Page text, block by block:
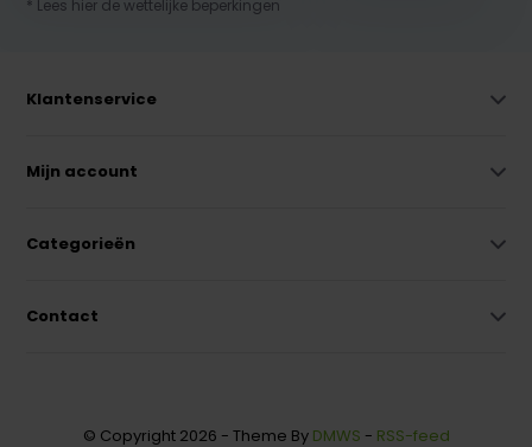
* Lees hier de wettelijke beperkingen
Klantenservice
Mijn account
Categorieën
Contact
© Copyright 2026 - Theme By DMWS - RSS-feed